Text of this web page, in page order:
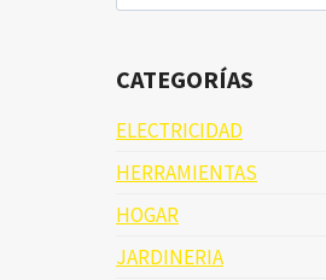
por:
CATEGORÍAS
ELECTRICIDAD
HERRAMIENTAS
HOGAR
JARDINERIA